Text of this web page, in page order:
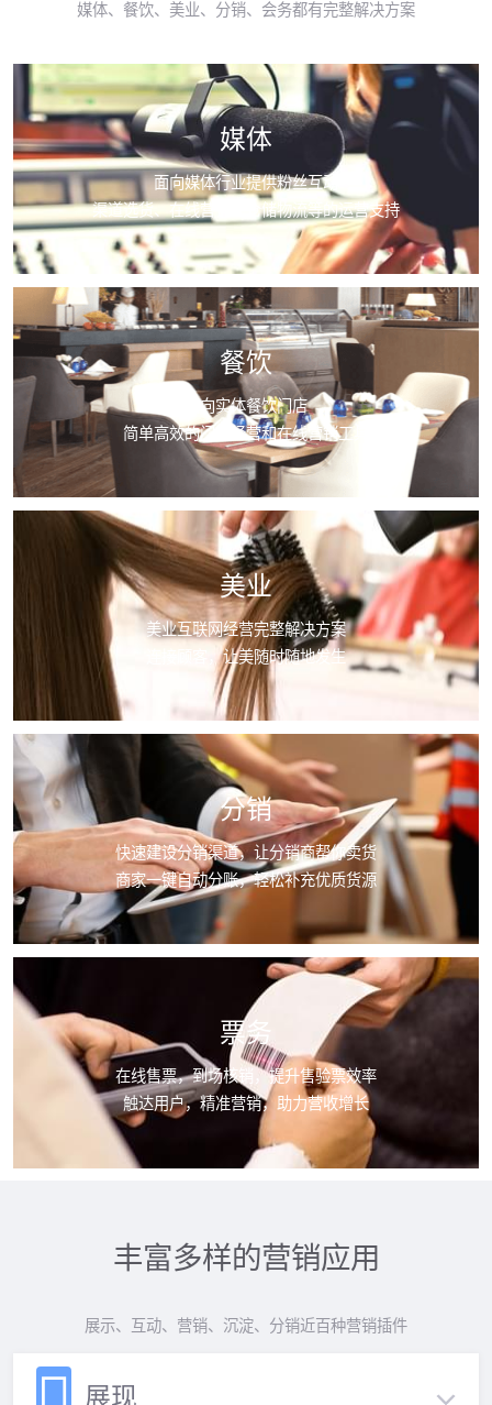
媒体、餐饮、美业、分销、会务都有完整解决方案
媒体
面向媒体行业提供粉丝互动
渠道选货、在线营销、仓储物流等的运营支持
餐饮
面向实体餐饮门店
简单高效的门店经营和在线营销工具
美业
美业互联网经营完整解决方案
连接顾客，让美随时随地发生
分销
快速建设分销渠道，让分销商帮你卖货
商家一键自动分账，轻松补充优质货源
票务
在线售票，到场核销，提升售验票效率
触达用户，精准营销，助力营收增长
丰富多样的营销应用
展示、互动、营销、沉淀、分销近百种营销插件
展现